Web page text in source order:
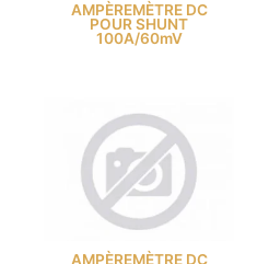
AMPÈREMÈTRE DC
POUR SHUNT
100A/60mV
AMPÈREMÈTRE DC